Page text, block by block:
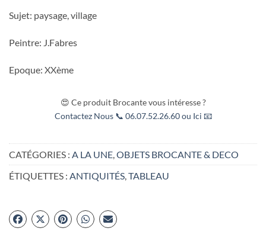
Sujet: paysage, village
Peintre: J.Fabres
Epoque: XXème
😍 Ce produit Brocante vous intéresse ?
Contactez Nous 📞 06.07.52.26.60 ou Ici 📧
CATÉGORIES : A LA UNE,OBJETS BROCANTE & DECO
ÉTIQUETTES : ANTIQUITÉS,TABLEAU